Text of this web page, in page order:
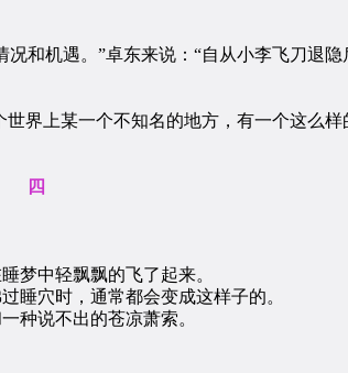
机遇。”卓东来说：“自从小李飞刀退
界上某一个不知名的地方，有一个这么样
四
中轻飘飘的飞了起来。
穴时，通常都会变成这样子的。
说不出的苍凉萧索。